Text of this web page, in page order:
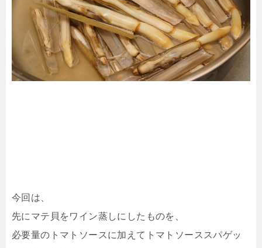
今回は、
先にマテ貝をワイン蒸しにしたものを、
必要量のトマトソースに加えてトマトソーススパゲッ